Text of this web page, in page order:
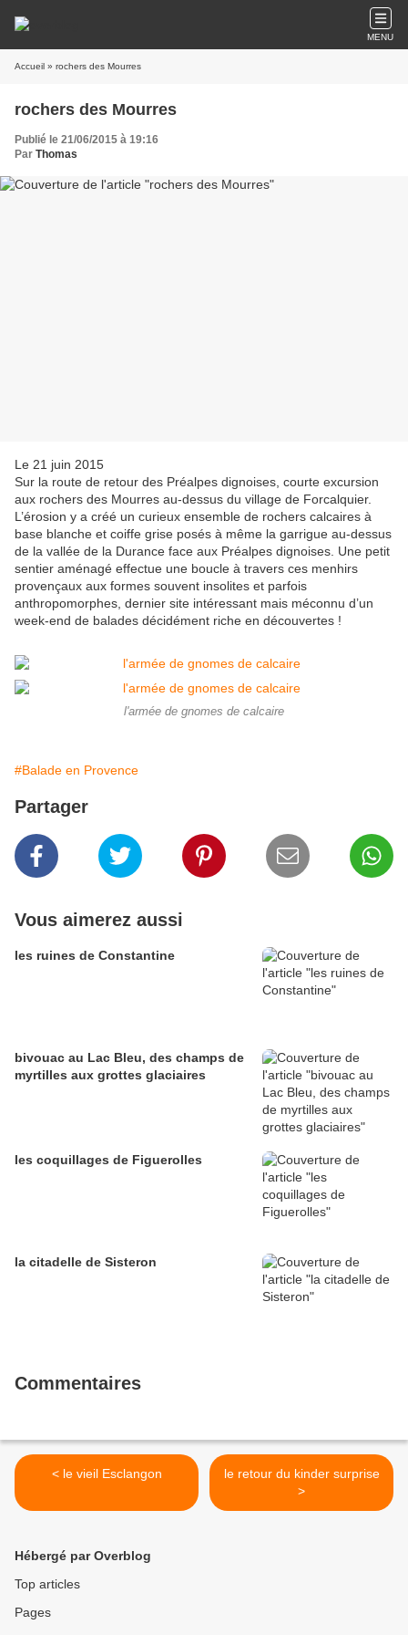
MENU
Accueil » rochers des Mourres
rochers des Mourres
Publié le 21/06/2015 à 19:16
Par Thomas
Le 21 juin 2015
Sur la route de retour des Préalpes dignoises, courte excursion
aux rochers des Mourres au-dessus du village de Forcalquier.
L’érosion y a créé un curieux ensemble de rochers calcaires à
base blanche et coiffe grise posés à même la garrigue au-dessus
de la vallée de la Durance face aux Préalpes dignoises. Une petit
sentier aménagé effectue une boucle à travers ces menhirs
provençaux aux formes souvent insolites et parfois
anthropomorphes, dernier site intéressant mais méconnu d’un
week-end de balades décidément riche en découvertes !
l'armée de gnomes de calcaire
#Balade en Provence
Partager
Vous aimerez aussi
les ruines de Constantine
bivouac au Lac Bleu, des champs de
myrtilles aux grottes glaciaires
les coquillages de Figuerolles
la citadelle de Sisteron
Commentaires
< le vieil Esclangon
le retour du kinder surprise
>
Hébergé par Overblog
Top articles
Pages